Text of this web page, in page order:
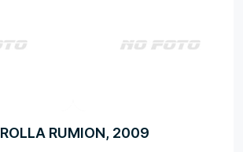
RUMION, 2009